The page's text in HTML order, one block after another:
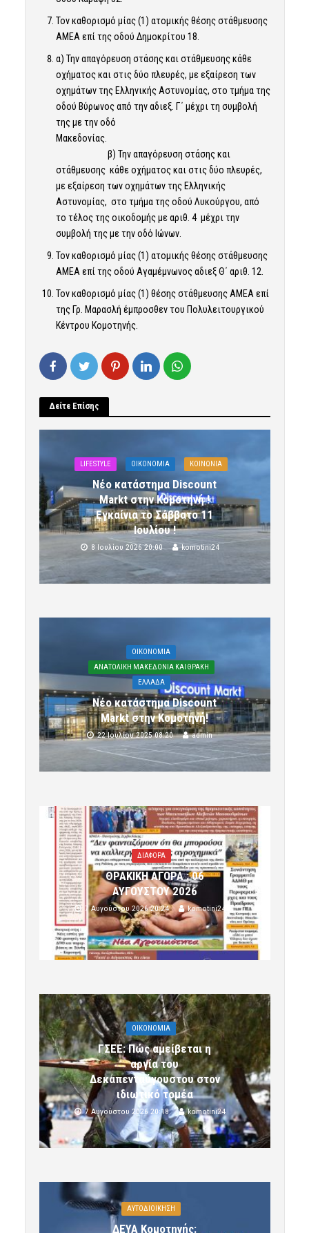
Τον καθορισμό μίας (1) ατομικής θέσης στάθμευσης
ΑΜΕΑ επί της οδού Δημοκρίτου 18.
α) Την απαγόρευση στάσης και στάθμευσης κάθε
οχήματος και στις δύο πλευρές, με εξαίρεση των
οχημάτων της Ελληνικής Αστυνομίας, στο τμήμα της
οδού Βύρωνος από την αδιεξ. Γ΄ μέχρι τη συμβολή
της με την οδό
Μακεδονίας.
β) Την απαγόρευση στάσης και
στάθμευσης κάθε οχήματος και στις δύο πλευρές,
με εξαίρεση των οχημάτων της Ελληνικής
Αστυνομίας, στο τμήμα της οδού Λυκούργου, από
το τέλος της οικοδομής με αριθ. 4 μέχρι την
συμβολή της με την οδό Ιώνων.
Τον καθορισμό μίας (1) ατομικής θέσης στάθμευσης
ΑΜΕΑ επί της οδού Αγαμέμνωνος αδιεξ Θ΄ αριθ. 12.
Τον καθορισμό μίας (1) θέσης στάθμευσης ΑΜΕΑ επί
της Γρ. Μαρασλή έμπροσθεν του Πολυλειτουργικού
Κέντρου Κομοτηνής.
Δείτε Επίσης
LIFESTYLE OIKONOMIA ΚΟΙΝΩΝΙΑ
Νέο κατάστημα Discount
Markt στην Κομοτηνή !
Εγκαίνια το Σάββατο 11
Ιουλίου !
8 Ιουλίου 2026 20:00 komotini24
OIKONOMIA
ΑΝΑΤΟΛΙΚΗ ΜΑΚΕΔΟΝΙΑ ΚΑΙ ΘΡΑΚΗ
ΕΛΛΑΔΑ
Νέο κατάστημα Discount
Markt στην Κομοτηνή!
22 Ιουλίου 2025 08:20 admin
ΔΙΑΦΟΡΑ
ΘΡΑΚΙΚΗ ΑΓΟΡΑ : 06
ΑΥΓΟΥΣΤΟΥ 2026
7 Αυγούστου 2026 20:24 komotini24
OIKONOMIA
ΓΣΕΕ: Πώς αμείβεται η
αργία του
Δεκαπενταύγουστου στον
ιδιωτικό τομέα
7 Αυγούστου 2026 20:18 komotini24
ΑΥΤΟΔΙΟΙΚΗΣΗ
ΔΕΥΑ Κομοτηνής: